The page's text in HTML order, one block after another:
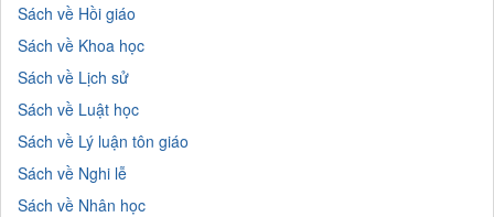
Sách về Hồi giáo
Sách về Khoa học
Sách về Lịch sử
Sách về Luật học
Sách về Lý luận tôn giáo
Sách về Nghi lễ
Sách về Nhân học